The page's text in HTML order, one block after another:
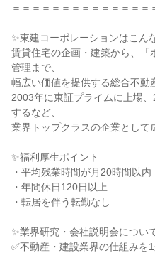
＝＝＝＝＝＝＝＝＝＝＝＝＝＝
✨東建コーポレーションはこん
賃貸住宅の企画・建築から、「
管理まで、
幅広い価値を提供する総合不動
2003年に東証プライムに上場
するなど、
業界トップクラスの企業として
✨福利厚生ポイント
・平均残業時間が月20時間以内
・年間休日120日以上
・転居を伴う転勤なし
✨業界研究・会社説明会につい
✅不動産・建設業界の仕組みを1